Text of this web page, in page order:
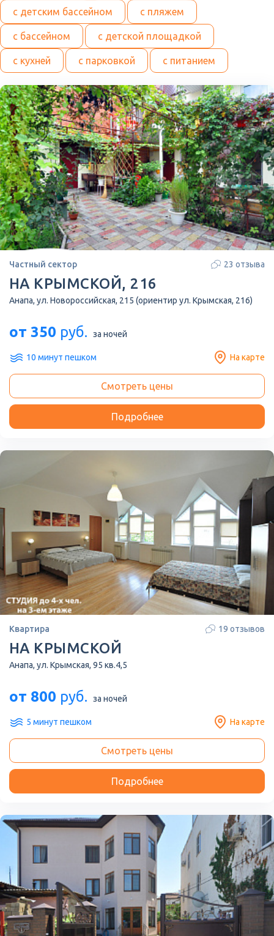
с детским бассейном с пляжем
с бассейном с детской площадкой
с кухней с парковкой с питанием
Частный сектор 23 отзыва
НА КРЫМСКОЙ, 216
Анапа, ул. Новороссийская, 215 (ориентир ул. Крымская, 216)
от 350 руб. за ночей
10 минут пешком На карте
Смотреть цены
Подробнее
Квартира 19 отзывов
НА КРЫМСКОЙ
Анапа, ул. Крымская, 95 кв.4,5
от 800 руб. за ночей
5 минут пешком На карте
Смотреть цены
Подробнее